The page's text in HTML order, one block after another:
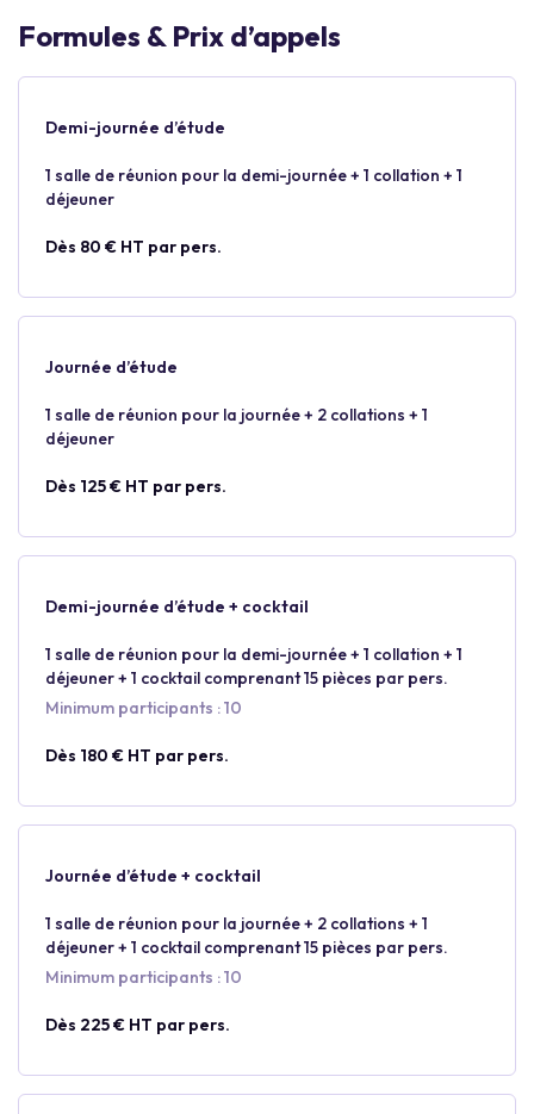
Formules & Prix d’appels
Demi-journée d’étude
1 salle de réunion pour la demi-journée + 1 collation + 1
déjeuner
Dès 80 € HT par pers.
Journée d’étude
1 salle de réunion pour la journée + 2 collations + 1
déjeuner
Dès 125 € HT par pers.
Demi-journée d’étude + cocktail
1 salle de réunion pour la demi-journée + 1 collation + 1
déjeuner + 1 cocktail comprenant 15 pièces par pers.
Minimum participants : 10
Dès 180 € HT par pers.
Journée d’étude + cocktail
1 salle de réunion pour la journée + 2 collations + 1
déjeuner + 1 cocktail comprenant 15 pièces par pers.
Minimum participants : 10
Dès 225 € HT par pers.